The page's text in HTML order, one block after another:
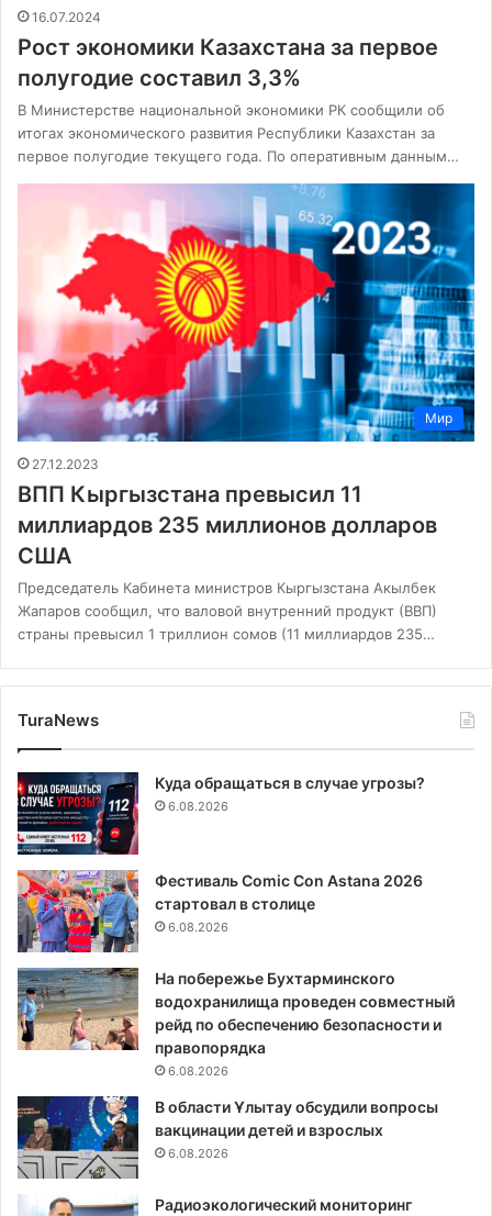
16.07.2024
Рост экономики Казахстана за первое
полугодие составил 3,3%
В Министерстве национальной экономики РК сообщили об
итогах экономического развития Республики Казахстан за
первое полугодие текущего года. По оперативным данным…
Мир
27.12.2023
ВПП Кыргызстана превысил 11
миллиардов 235 миллионов долларов
США
Председатель Кабинета министров Кыргызстана Акылбек
Жапаров сообщил, что валовой внутренний продукт (ВВП)
страны превысил 1 триллион сомов (11 миллиардов 235…
TuraNews
Куда обращаться в случае угрозы?
6.08.2026
Фестиваль Comic Con Astana 2026
стартовал в столице
6.08.2026
На побережье Бухтарминского
водохранилища проведен совместный
рейд по обеспечению безопасности и
правопорядка
6.08.2026
В области Ұлытау обсудили вопросы
вакцинации детей и взрослых
6.08.2026
Радиоэкологический мониторинг